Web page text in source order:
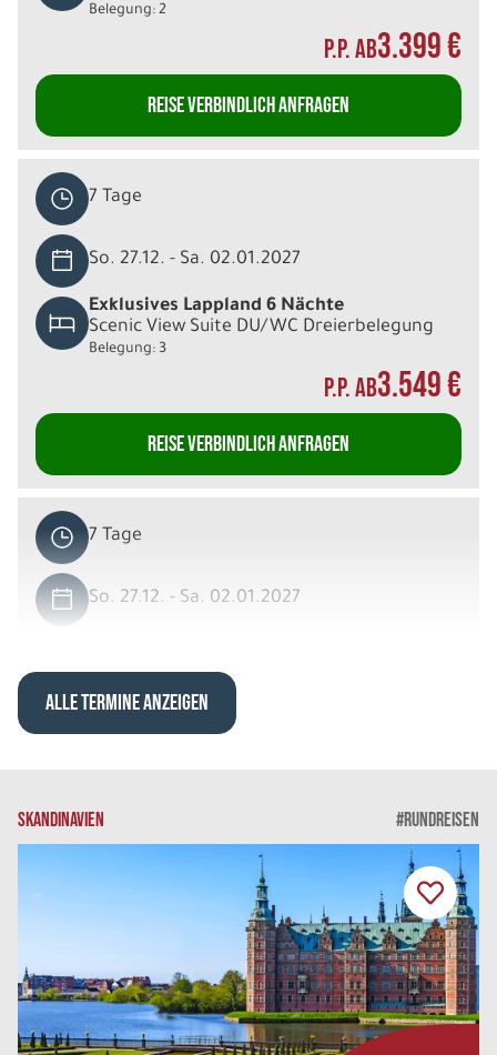
Belegung: 2
P.P. AB3.399 €
REISE VERBINDLICH ANFRAGEN
7 Tage
So. 27.12. - Sa. 02.01.2027
Exklusives Lappland 6 Nächte
Scenic View Suite DU/WC Dreierbelegung
Belegung: 3
P.P. AB3.549 €
REISE VERBINDLICH ANFRAGEN
7 Tage
So. 27.12. - Sa. 02.01.2027
So. 27.12. - So. 03.01.2027
Exklusives Lappland 7 Nächte
Scenic View Suite DU/WC Dreierbelegung
Belegung: 3
ALLE TERMINE ANZEIGEN
SKANDINAVIEN #RUNDREISEN